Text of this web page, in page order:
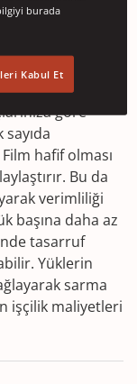
gelir; yani
gerdirilmiş
karşı
göre
hafif olması
Bu da
verimliliği
başına daha az
tasarruf
Yüklerin
sarma
işçilik maliyetleri
burada
Kabul Et